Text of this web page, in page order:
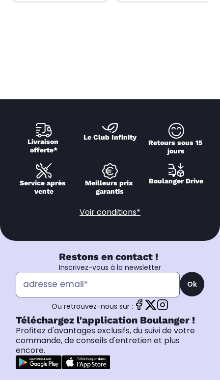
Livraison
offerte*
Le Club Infinity
Retours sous 15
jours
Service après
vente
Meilleurs prix
garantis
Boulanger Drive
Voir conditions*
Restons en contact !
Inscrivez-vous à la newsletter
Ok
Ou retrouvez-nous sur :
Téléchargez l'application Boulanger !
Profitez d'avantages exclusifs, du suivi de votre
commande, de conseils d'entretien et plus
encore.